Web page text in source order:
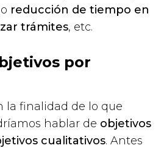
reducción de tiempo en
trámites, etc.
por
la finalidad de lo que
hablar de objetivos
cualitativos. Antes